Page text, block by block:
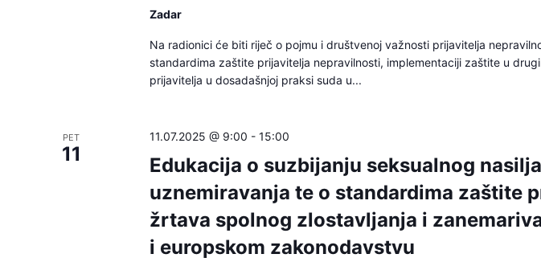
Zadar
Na radionici će biti riječ o pojmu i društvenoj važnosti prijavitelja
standardima zaštite prijavitelja nepravilnosti, implementaciji zaštite u
prijavitelja u dosadašnjoj praksi suda u...
PET
11
Edukacija o suzbijanju seksualnog
uznemiravanja te o standardima zaštite
žrtava spolnog zlostavljanja i
i europskom zakonodavstvu
11.07.2025 @ 9:00 - 15:00